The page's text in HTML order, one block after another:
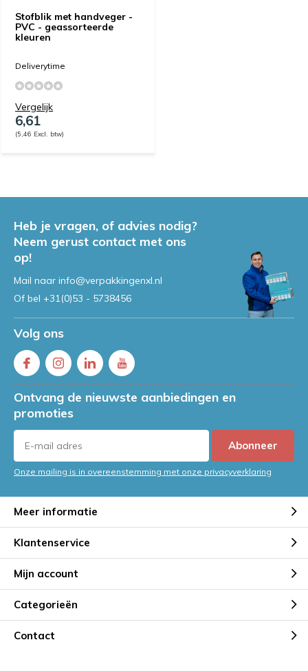
Stofblik met handveger -
PVC - geassorteerde
kleuren
Deliverytime
Vergelijk
6,61
(5,46 Excl. btw)
Heb je vragen, of advies nodig?
Neem gerust contact met ons
op!
Mail naar info@verpakkingenxl.nl
Of bel +31(0)53 - 5738456
Volg ons
Ontvang de nieuwste aanbiedingen en
promoties
Abonneer
Onze mailing is in overeenstemming met onze privacyverklaring
Meer informatie
Klantenservice
Mijn account
Categorieën
Contact